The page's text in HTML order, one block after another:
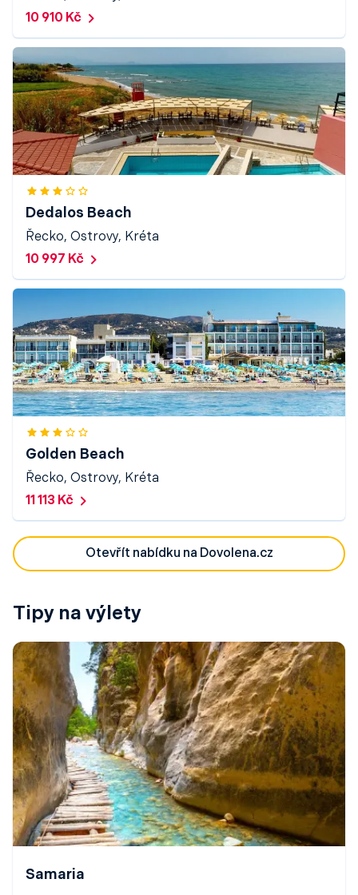
10 910 Kč
Dedalos Beach
Řecko, Ostrovy, Kréta
10 997 Kč
Golden Beach
Řecko, Ostrovy, Kréta
11 113 Kč
Otevřít nabídku na Dovolena.cz
Tipy na výlety
Samaria